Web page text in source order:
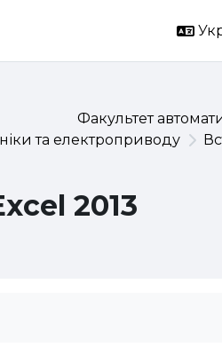
Факультет
та електроприводу
2013